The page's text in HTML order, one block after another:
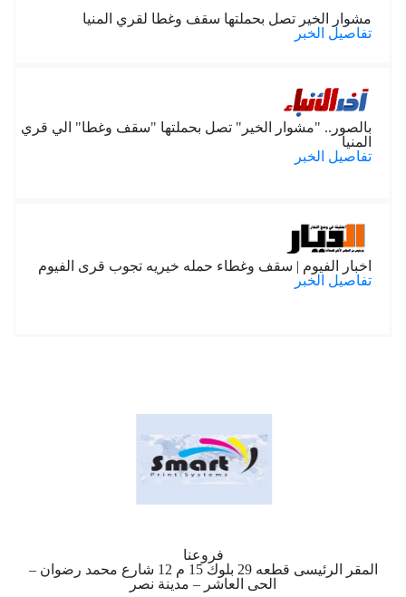
مشوار الخير تصل بحملتها سقف وغطا لقري المنيا
تفاصيل الخبر
بالصور.. "مشوار الخير" تصل بحملتها "سقف وغطا" الي قري
المنيا
تفاصيل الخبر
اخبار الفيوم | سقف وغطاء حمله خيريه تجوب قرى الفيوم
تفاصيل الخبر
فروعنا
المقر الرئيسى قطعه 29 بلوك 15 م 12 شارع محمد رضوان –
الحى العاشر – مدينة نصر